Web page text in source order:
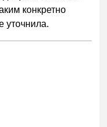
конкретно
уточнила.